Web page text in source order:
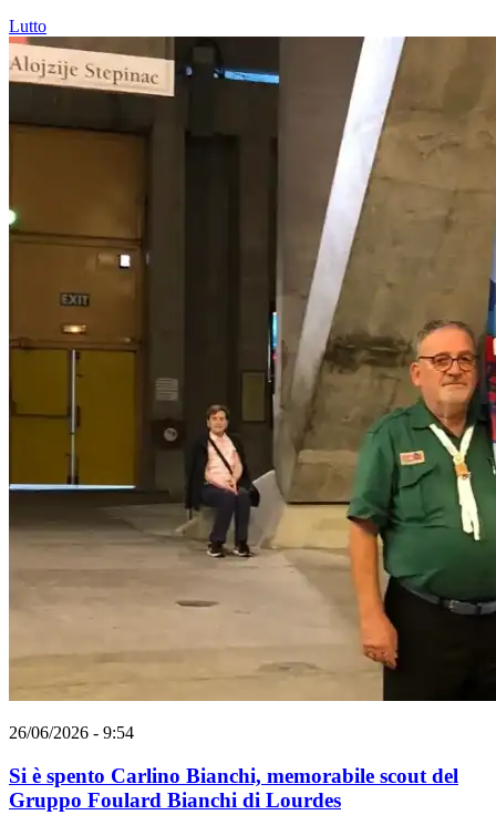
Lutto
26/06/2026 - 9:54
Si è spento Carlino Bianchi, memorabile scout del
Gruppo Foulard Bianchi di Lourdes